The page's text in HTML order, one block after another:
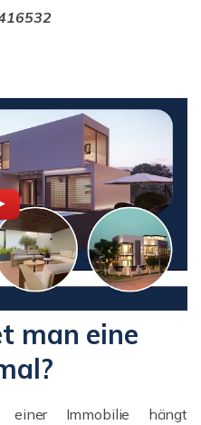
man eine
einer Immobilie hängt